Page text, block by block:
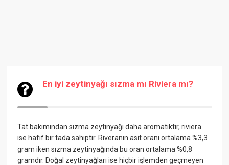
En iyi zeytinyağı sızma mı Riviera mı?
Tat bakımından sızma zeytinyağı daha aromatiktir, riviera
ise hafif bir tada sahiptir. Riveranın asit oranı ortalama %3,3
gram iken sızma zeytinyağında bu oran ortalama %0,8
gramdır. Doğal zeytinyağları ise hiçbir işlemden geçmeyen